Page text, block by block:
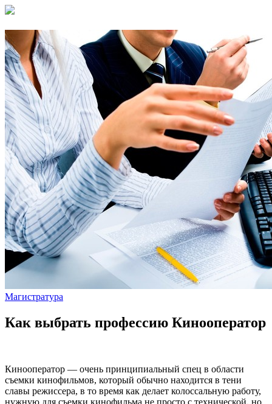
Магистратура
Как выбрать профессию Кинооператор
Кинооператор — очень принципиальный спец в области
съемки кинофильмов, который обычно находится в тени
славы режиссера, в то время как делает колоссальную работу,
нужную для съемки кинофильма не просто с технической, но